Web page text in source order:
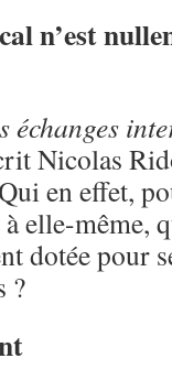
n’est
échanges
Nicolas
en effet,
elle-même,
dotée pour
?